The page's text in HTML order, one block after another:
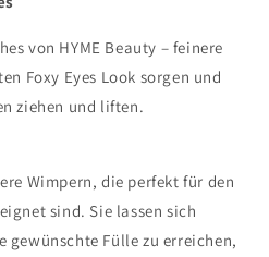
von HYME Beauty – feinere
Foxy Eyes Look sorgen und
ziehen und liften.
Wimpern, die perfekt für den
sind. Sie lassen sich
gewünschte Fülle zu erreichen,